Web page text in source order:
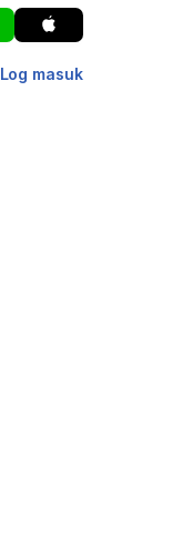
Log masuk